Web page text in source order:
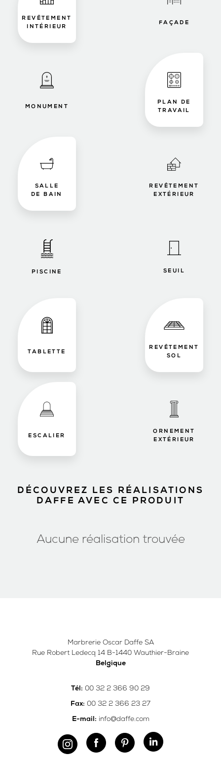
REVÊTEMENT
INTÉRIEUR
FAÇADE
MONUMENT
PLAN DE
TRAVAIL
SALLE
DE BAIN
REVÊTEMENT
EXTÉRIEUR
PISCINE SEUIL
TABLETTE
REVÊTEMENT
SOL
ESCALIER
ORNEMENT
EXTÉRIEUR
DÉCOUVREZ LES RÉALISATIONS
DAFFE AVEC CE PRODUIT
Aucune réalisation trouvée
Marbrerie Oscar Daffe SA
Rue Robert Ledecq 14 B-1440 Wauthier-Braine
Belgique
Tél: 00 32 2 366 90 29
Fax: 00 32 2 366 23 27
E-mail: info@daffe.com